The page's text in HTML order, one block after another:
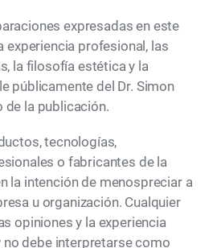
expresadas en este
experiencia profesional, las
la filosofía estética y la
públicamente del Dr. Simon
de la publicación.
tecnologías,
o fabricantes de la
la intención de menospreciar a
u organización. Cualquier
opiniones y la experiencia
no debe interpretarse como